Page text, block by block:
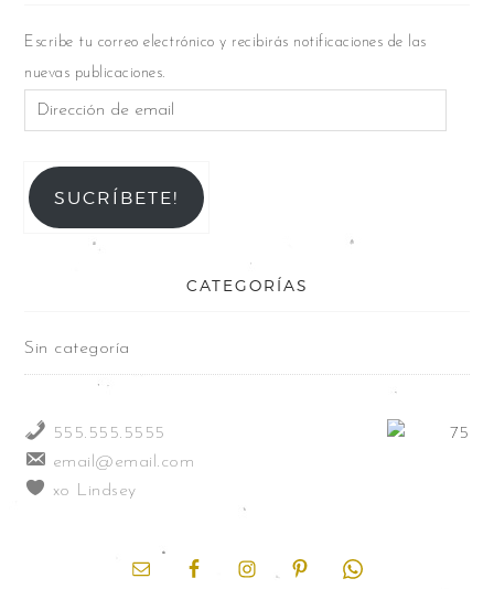
Escribe tu correo electrónico y recibirás notificaciones de las
nuevas publicaciones.
SUCRÍBETE!
CATEGORÍAS
Sin categoría
555.555.5555
email@email.com
xo Lindsey